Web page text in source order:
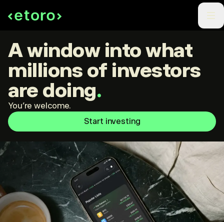
A window into what
millions of investors
are doing.
You're welcome.
Start investing